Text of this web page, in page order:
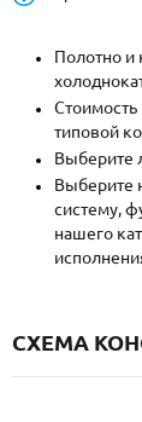
Полотно и
Стоимость
типовой
Выберите
Выберите
систему,
нашего
СХЕМА